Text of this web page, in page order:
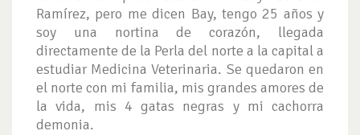
Ramírez, pero me dicen Bay, tengo 25 años y
soy una nortina de corazón, llegada
directamente de la Perla del norte a la capital a
estudiar Medicina Veterinaria. Se quedaron en
el norte con mi familia, mis grandes amores de
la vida, mis 4 gatas negras y mi cachorra
demonia.